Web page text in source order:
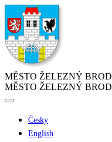
MĚSTO ŽELEZNÝ BROD
MĚSTO ŽELEZNÝ BROD
Česky
English